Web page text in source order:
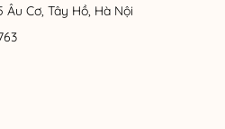
Âu Cơ, Tây Hồ, Hà Nội